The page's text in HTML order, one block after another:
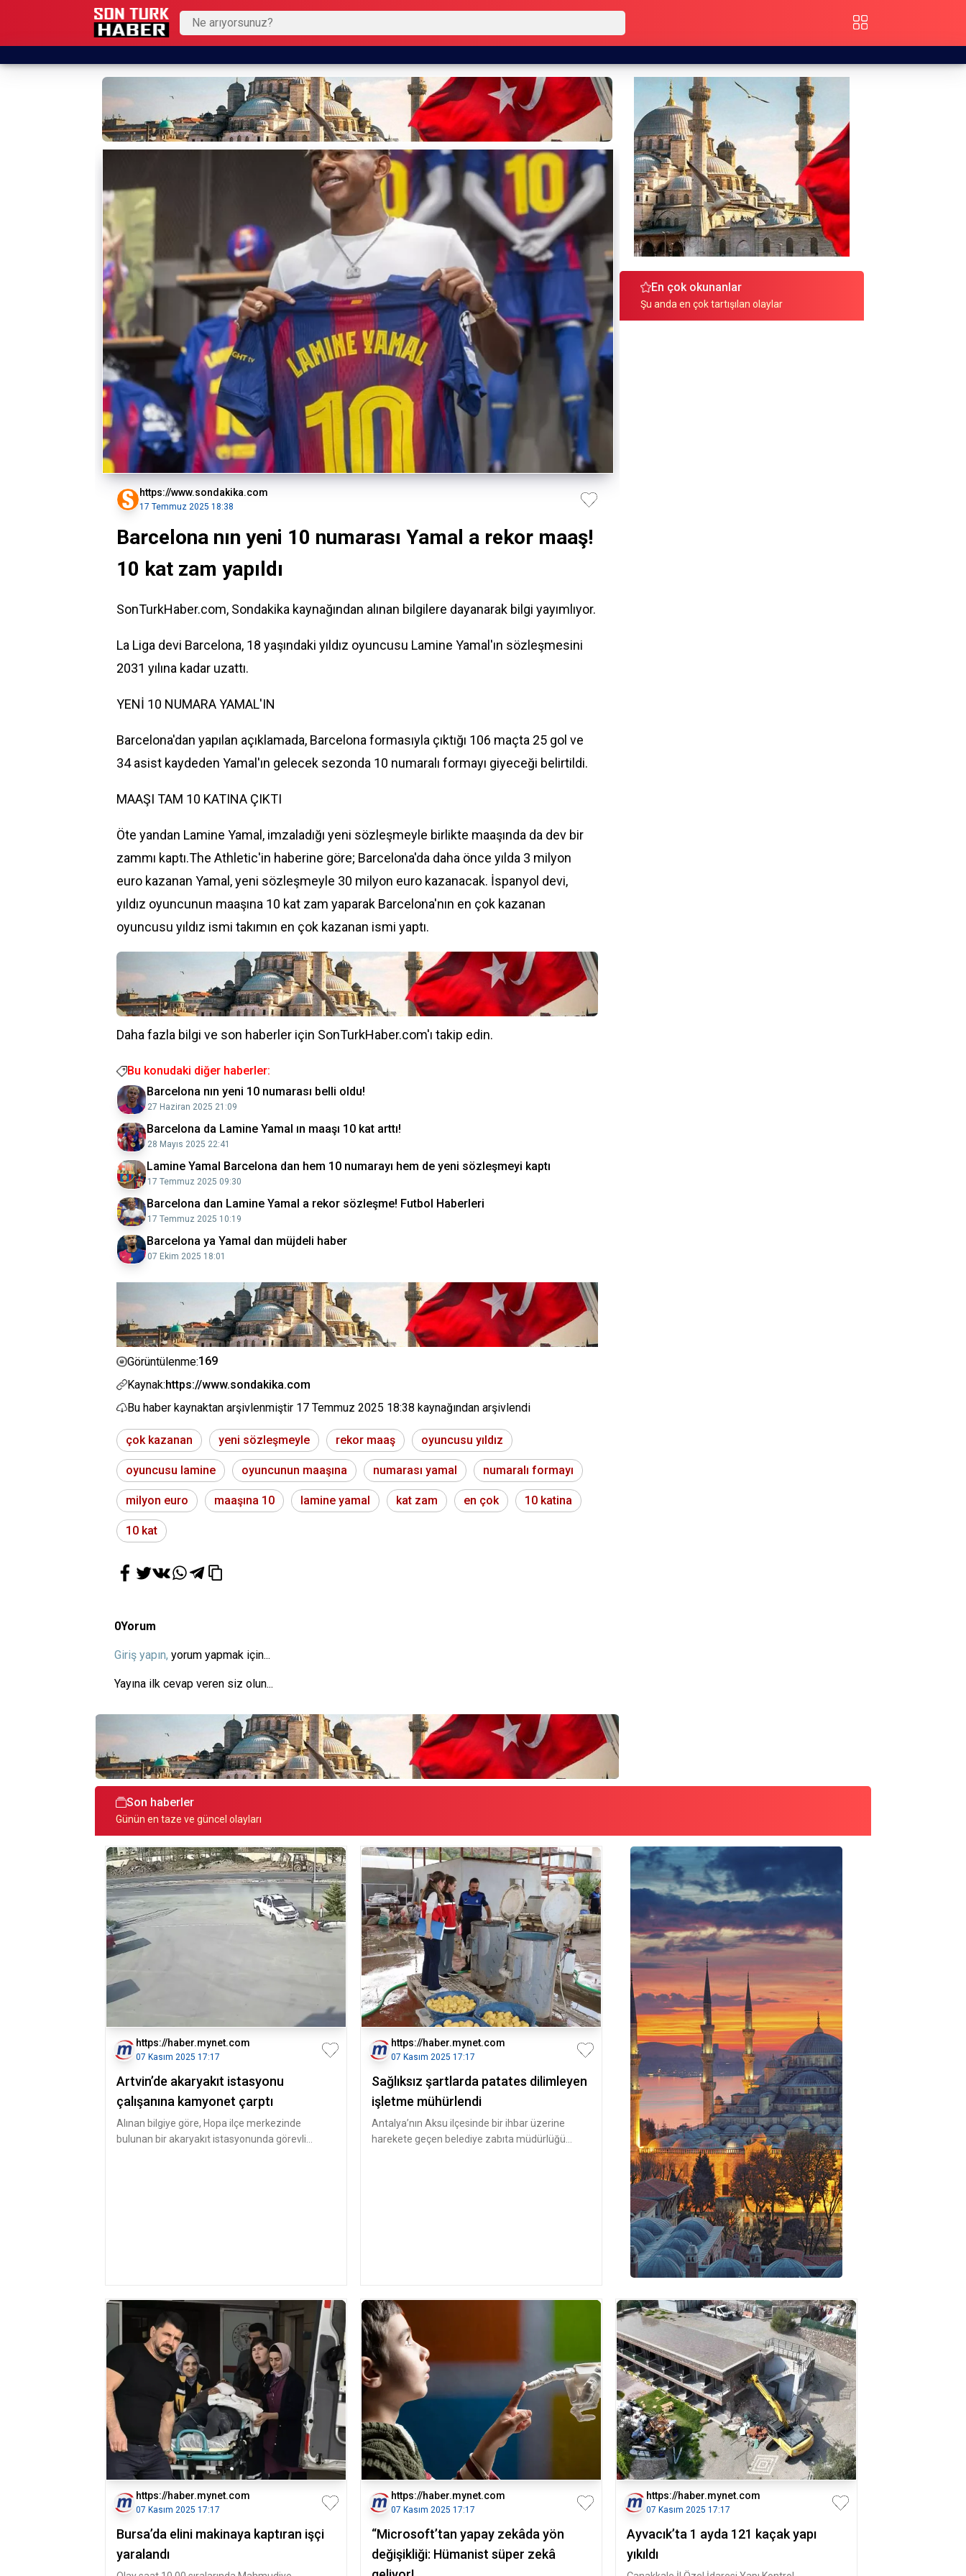
https://www.sondakika.com
17 Temmuz 2025 18:38
Barcelona nın yeni 10 numarası Yamal a rekor maaş!
10 kat zam yapıldı
SonTurkHaber.com, Sondakika kaynağından alınan bilgilere dayanarak bilgi yayımlıyor.
La Liga devi Barcelona, 18 yaşındaki yıldız oyuncusu Lamine Yamal'ın sözleşmesini
2031 yılına kadar uzattı.
YENİ 10 NUMARA YAMAL'IN
Barcelona'dan yapılan açıklamada, Barcelona formasıyla çıktığı 106 maçta 25 gol ve
34 asist kaydeden Yamal'ın gelecek sezonda 10 numaralı formayı giyeceği belirtildi.
MAAŞI TAM 10 KATINA ÇIKTI
Öte yandan Lamine Yamal, imzaladığı yeni sözleşmeyle birlikte maaşında da dev bir
zammı kaptı.The Athletic'in haberine göre; Barcelona'da daha önce yılda 3 milyon
euro kazanan Yamal, yeni sözleşmeyle 30 milyon euro kazanacak. İspanyol devi,
yıldız oyuncunun maaşına 10 kat zam yaparak Barcelona'nın en çok kazanan
oyuncusu yıldız ismi takımın en çok kazanan ismi yaptı.
Daha fazla bilgi ve son haberler için SonTurkHaber.com'ı takip edin.
Bu konudaki diğer haberler:
Barcelona nın yeni 10 numarası belli oldu!
27 Haziran 2025 21:09
Barcelona da Lamine Yamal ın maaşı 10 kat arttı!
28 Mayıs 2025 22:41
Lamine Yamal Barcelona dan hem 10 numarayı hem de yeni sözleşmeyi kaptı
17 Temmuz 2025 09:30
Barcelona dan Lamine Yamal a rekor sözleşme! Futbol Haberleri
17 Temmuz 2025 10:19
Barcelona ya Yamal dan müjdeli haber
07 Ekim 2025 18:01
Görüntülenme:169
Kaynak:https://www.sondakika.com
Bu haber kaynaktan arşivlenmiştir 17 Temmuz 2025 18:38 kaynağından arşivlendi
çok kazanan yeni sözleşmeyle rekor maaş oyuncusu yıldız
oyuncusu lamine oyuncunun maaşına numarası yamal numaralı formayı
milyon euro maaşına 10 lamine yamal kat zam en çok 10 katina
10 kat
0Yorum
Giriş yapın, yorum yapmak için...
Yayına ilk cevap veren siz olun...
En çok okunanlar
Şu anda en çok tartışılan olaylar
Son haberler
Günün en taze ve güncel olayları
https://haber.mynet.com
07 Kasım 2025 17:17
Artvin’de akaryakıt istasyonu
çalışanına kamyonet çarptı
Alınan bilgiye göre, Hopa ilçe merkezinde
bulunan bir akaryakıt istasyonunda görevli
https://haber.mynet.com
07 Kasım 2025 17:17
Sağlıksız şartlarda patates dilimleyen
işletme mühürlendi
Antalya’nın Aksu ilçesinde bir ihbar üzerine
harekete geçen belediye zabıta müdürlüğü
https://haber.mynet.com
07 Kasım 2025 17:17
Bursa’da elini makinaya kaptıran işçi
yaralandı
https://haber.mynet.com
07 Kasım 2025 17:17
“Microsoft’tan yapay zekâda yön
değişikliği: Hümanist süper zekâ
https://haber.mynet.com
07 Kasım 2025 17:17
Ayvacık’ta 1 ayda 121 kaçak yapı
yıkıldı